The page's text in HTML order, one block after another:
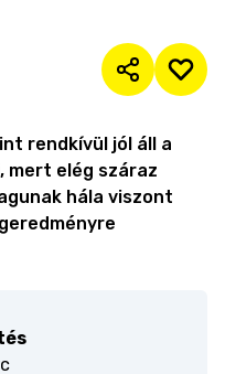
rendkívül jól áll a
mert elég száraz
hála viszont